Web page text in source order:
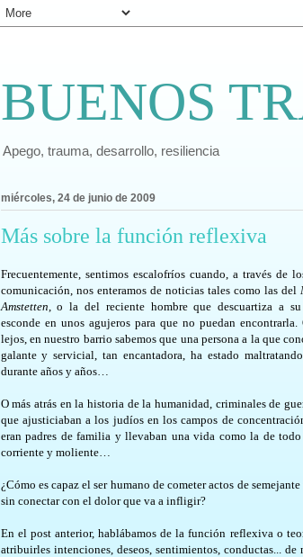
BUENOS
Apego, trauma, desarrollo, resiliencia
miércoles, 24 de junio de 2009
Más sobre la función reflexiva
Frecuentemente, sentimos escalofríos cuando, a través de
comunicación, nos enteramos de noticias tales como las del
Amstetten , o la del reciente hombre que descuartiza a
esconde en unos agujeros para que no puedan
lejos, en nuestro barrio sabemos que una persona a la que
galante y servicial, tan encantadora, ha estado
durante años y años…
O más atrás en la historia de la humanidad, criminales de
que ajusticiaban a los judíos en los campos de
eran padres de familia y llevaban una vida como la de todo
corriente y moliente…
¿Cómo es capaz el ser humano de cometer actos de
sin conectar con el dolor que va a infligir?
En el post anterior, hablábamos de la función reflexiva o
atribuirles intenciones, deseos, sentimientos, conductas...